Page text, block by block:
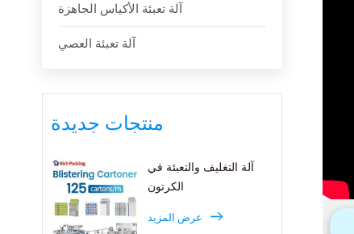
آلة تعبئة الأكياس الجاهزة
آلة تعبئة العصي
منتجات جديدة
آلة التغليف والتعبئة في
الكرتون
عرض المزيد